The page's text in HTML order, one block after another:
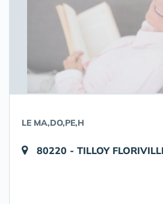
LE MA,DO,PE,H
80220 - TILLOY